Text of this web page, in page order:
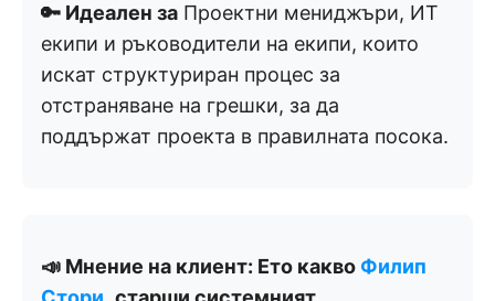
🔑 Идеален за Проектни мениджъри, ИТ
екипи и ръководители на екипи, които
искат структуриран процес за
отстраняване на грешки, за да
поддържат проекта в правилната посока.
📣 Мнение на клиент: Ето какво Филип